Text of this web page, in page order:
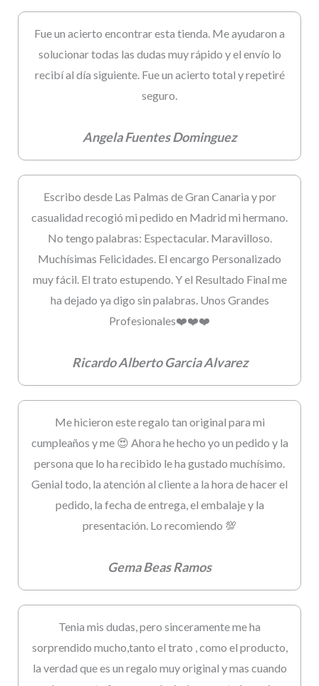
Fue un acierto encontrar esta tienda. Me ayudaron a
solucionar todas las dudas muy rápido y el envío lo
recibí al día siguiente. Fue un acierto total y repetiré
seguro.
Angela Fuentes Dominguez
Escribo desde Las Palmas de Gran Canaria y por
casualidad recogió mi pedido en Madrid mi hermano.
No tengo palabras: Espectacular. Maravilloso.
Muchísimas Felicidades. El encargo Personalizado
muy fácil. El trato estupendo. Y el Resultado Final me
ha dejado ya digo sin palabras. Unos Grandes
Profesionales❤️❤️❤️
Ricardo Alberto Garcia Alvarez
Me hicieron este regalo tan original para mi
cumpleaños y me 😍 Ahora he hecho yo un pedido y la
persona que lo ha recibido le ha gustado muchísimo.
Genial todo, la atención al cliente a la hora de hacer el
pedido, la fecha de entrega, el embalaje y la
presentación. Lo recomiendo 💯
Gema Beas Ramos
Tenia mis dudas, pero sinceramente me ha
sorprendido mucho,tanto el trato , como el producto,
la verdad que es un regalo muy original y mas cuando